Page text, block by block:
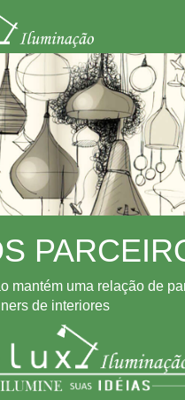
mantém uma relação de
de interiores